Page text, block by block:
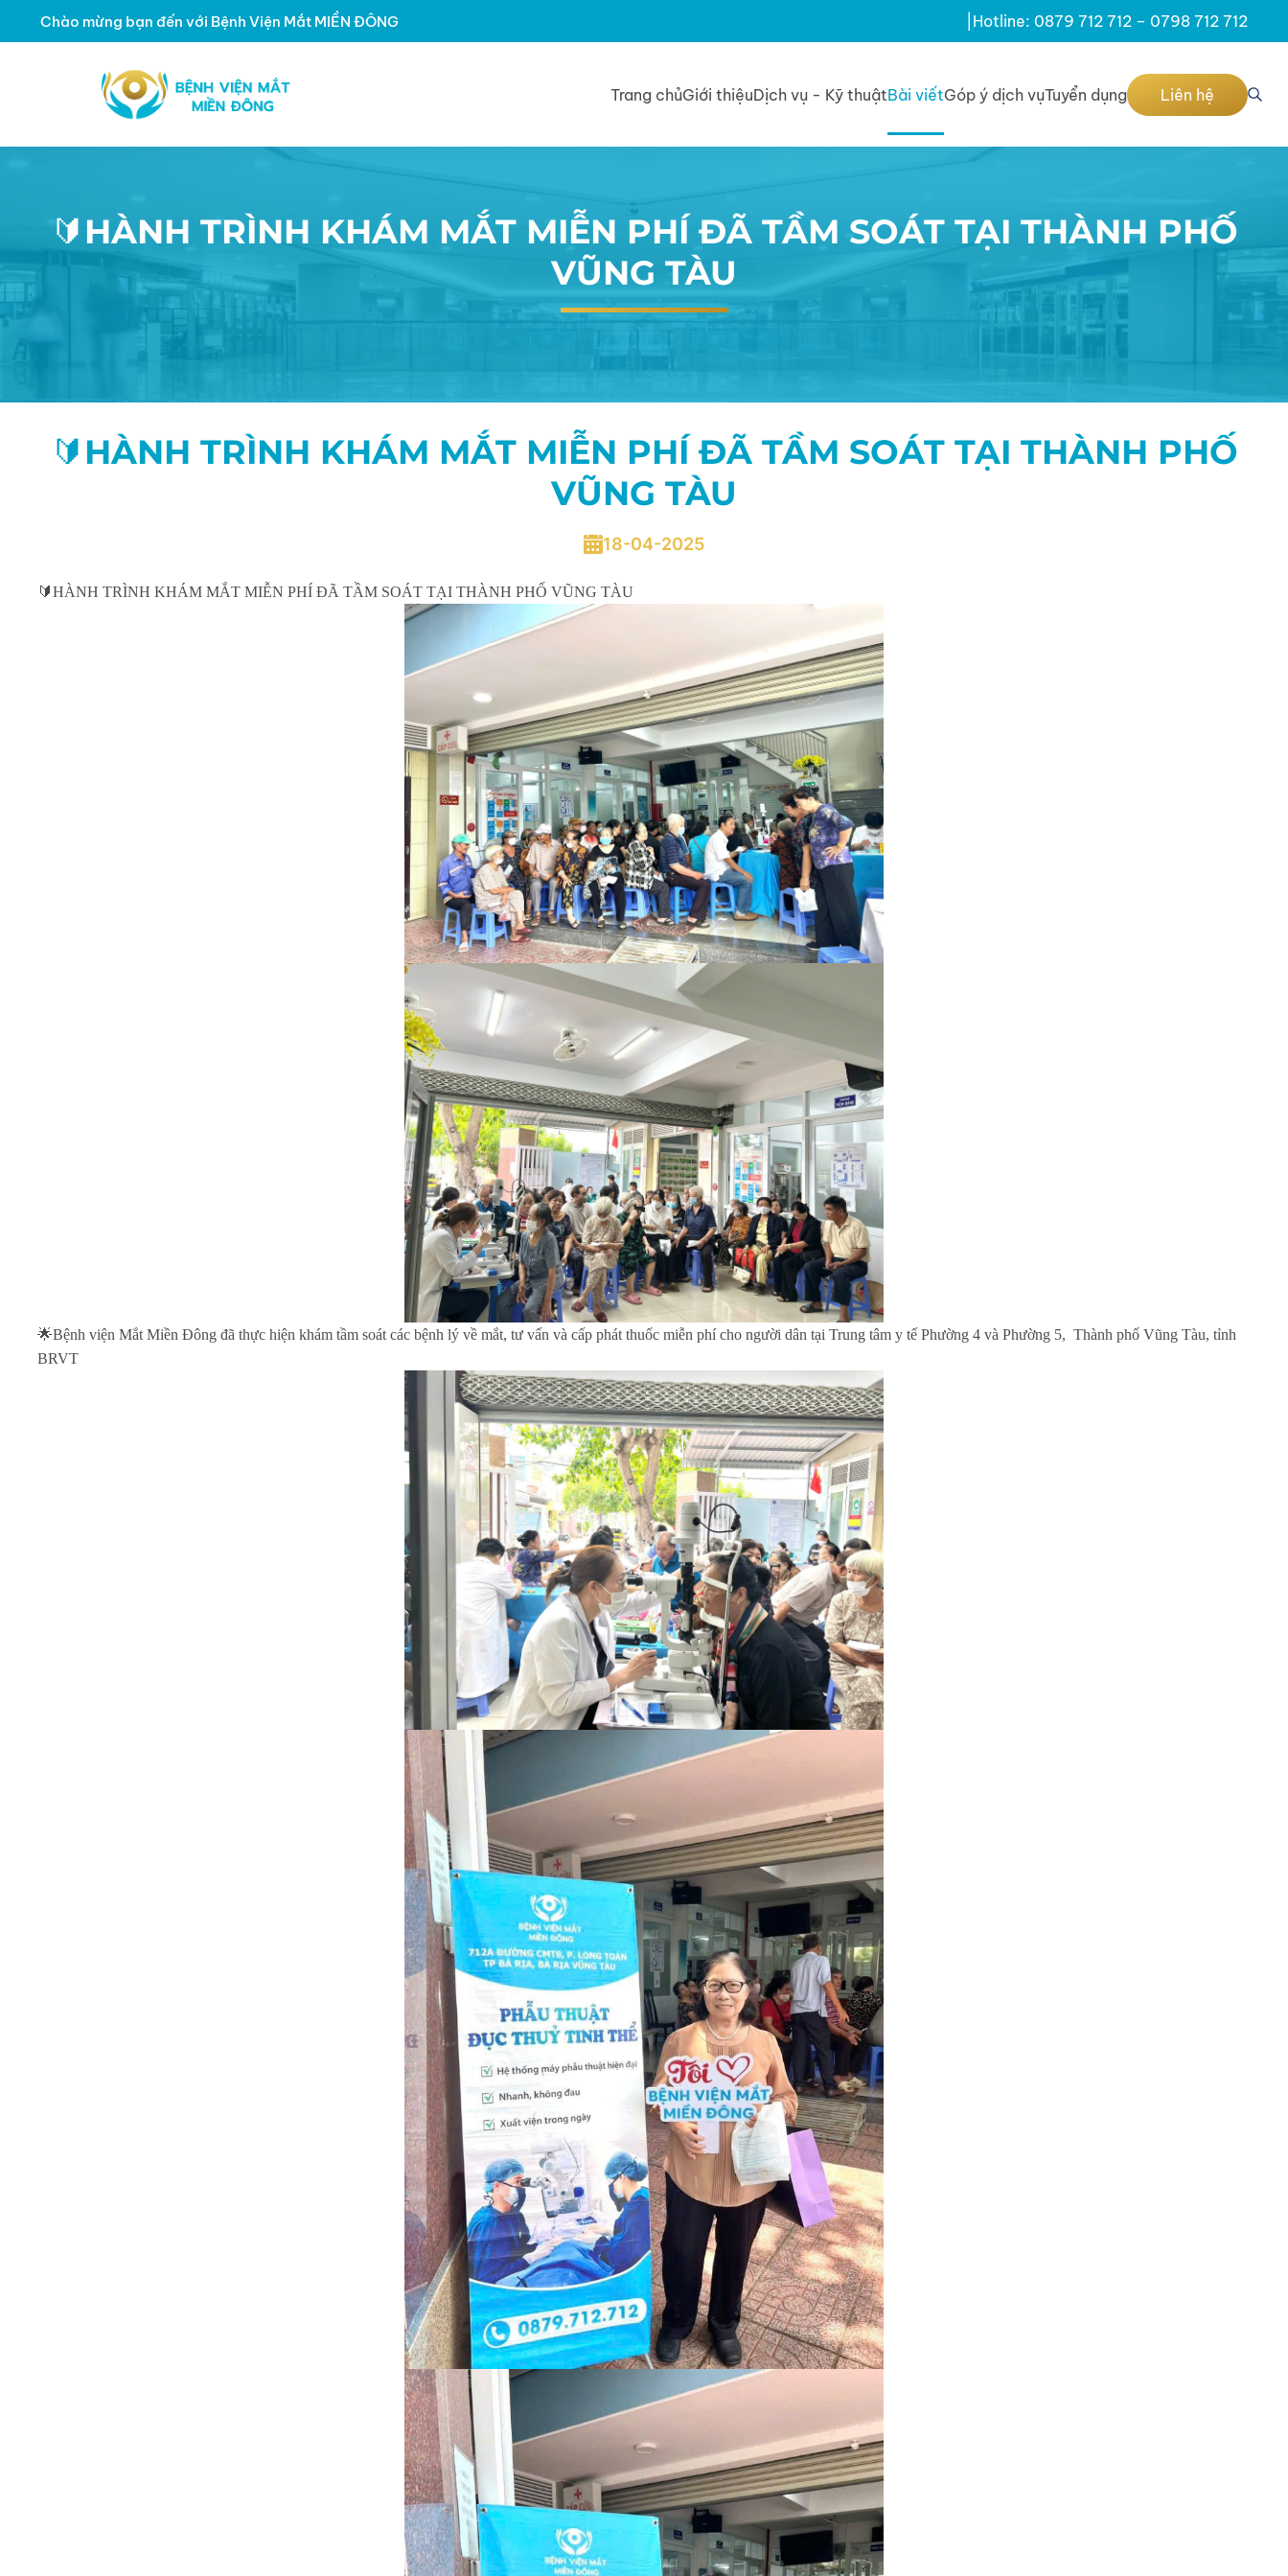
Chào mừng bạn đến với Bệnh Viện Mắt MIỀN ĐÔNG Hotline: 0879 712 712 – 0798 712 712
Trang chủGiới thiệuDịch vụ - Kỹ thuậtBài viếtGóp ý dịch vụTuyển dụng Liên hệ
🔰HÀNH TRÌNH KHÁM MẮT MIỄN PHÍ ĐÃ TẦM SOÁT TẠI THÀNH PHỐ
VŨNG TÀU
🔰HÀNH TRÌNH KHÁM MẮT MIỄN PHÍ ĐÃ TẦM SOÁT TẠI THÀNH PHỐ
VŨNG TÀU
18-04-2025
🔰HÀNH TRÌNH KHÁM MẮT MIỄN PHÍ ĐÃ TẦM SOÁT TẠI THÀNH PHỐ VŨNG TÀU
🌟Bệnh viện Mắt Miền Đông đã thực hiện khám tầm soát các bệnh lý về mắt, tư vấn và cấp phát thuốc miễn phí cho người dân tại Trung tâm y tế Phường 4 và Phường 5, Thành phố Vũng Tàu, tỉnh
BRVT